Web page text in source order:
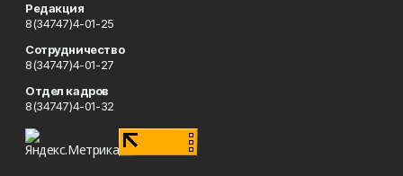
Редакция
8(34747)4-01-25
Сотрудничество
8(34747)4-01-27
Отдел кадров
8(34747)4-01-32